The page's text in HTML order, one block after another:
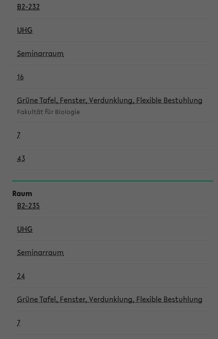
B2-232
UHG
Seminarraum
16
Grüne Tafel, Fenster, Verdunklung, Flexible Bestuhlung
Fakultät für Biologie
7
43
B2-235
UHG
Seminarraum
24
Grüne Tafel, Fenster, Verdunklung, Flexible Bestuhlung
7